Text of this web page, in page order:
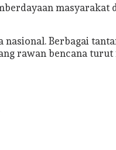
masyarakat
Berbagai
rawan bencana